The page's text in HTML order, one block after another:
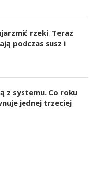
rzeki. Teraz
podczas susz i
z systemu. Co roku
jednej trzeciej